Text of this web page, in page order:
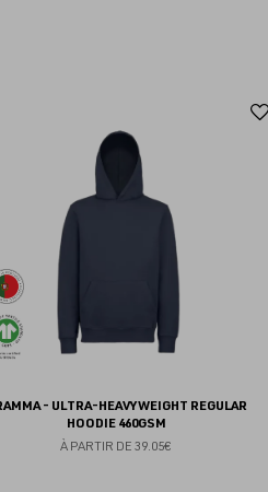
- ULTRA-HEAVYWEIGHT REGULAR
HOODIE 460GSM
À PARTIR DE 39.05€